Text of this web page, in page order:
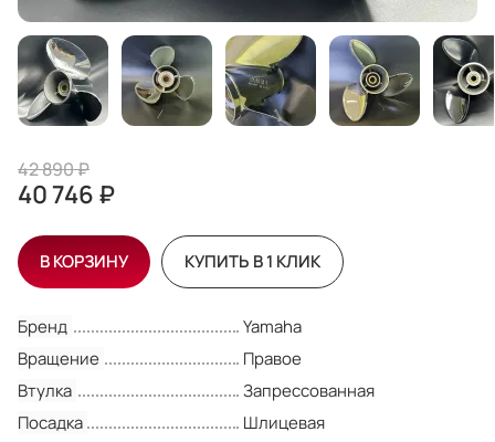
Бренд
Yamaha
Вращение
Правое
Втулка
Запрессованная
Посадка
Шлицевая
42 890 ₽
40 746 ₽
В КОРЗИНУ КУПИТЬ В 1 КЛИК